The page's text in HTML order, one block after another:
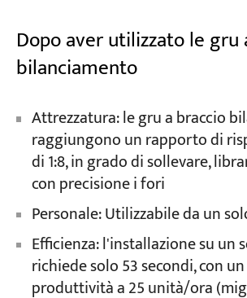
Dopo aver utilizzato le gru
bilanciamento
Attrezzatura: le gru a braccio
raggiungono un rapporto di
di 1:8, in grado di sollevare,
con precisione i fori
Personale: Utilizzabile da un
Efficienza: l'installazione su un
richiede solo 53 secondi, con
produttività a 25 unità/ora